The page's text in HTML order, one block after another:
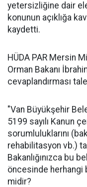
yetersizliğine dair
konunun açıklığa
kaydetti.
HÜDA PAR Mersin
Orman Bakanı
cevaplandırması
"Van Büyükşehir
5199 sayılı Kanun
sorumluluklarını
rehabilitasyon vb.)
Bakanlığınızca bu
öncesinde
midir?